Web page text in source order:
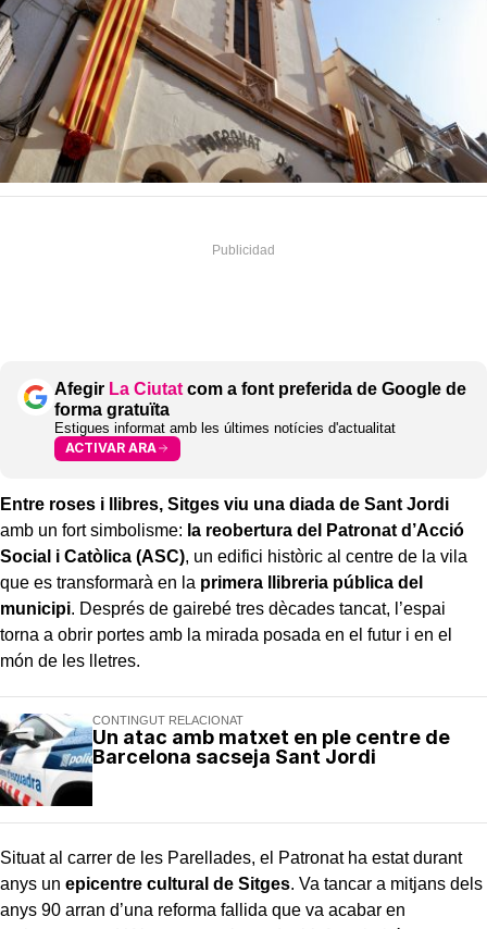
Afegir La Ciutat com a font preferida de Google de
forma gratuïta
Estigues informat amb les últimes notícies d'actualitat
ACTIVAR ARA
Entre roses i llibres, Sitges viu una diada de Sant Jordi
amb un fort simbolisme: la reobertura del Patronat d’Acció
Social i Catòlica (ASC), un edifici històric al centre de la vila
que es transformarà en la primera llibreria pública del
municipi. Després de gairebé tres dècades tancat, l’espai
torna a obrir portes amb la mirada posada en el futur i en el
món de les lletres.
CONTINGUT RELACIONAT
Un atac amb matxet en ple centre de
Barcelona sacseja Sant Jordi
Situat al carrer de les Parellades, el Patronat ha estat durant
anys un epicentre cultural de Sitges. Va tancar a mitjans dels
anys 90 arran d’una reforma fallida que va acabar en